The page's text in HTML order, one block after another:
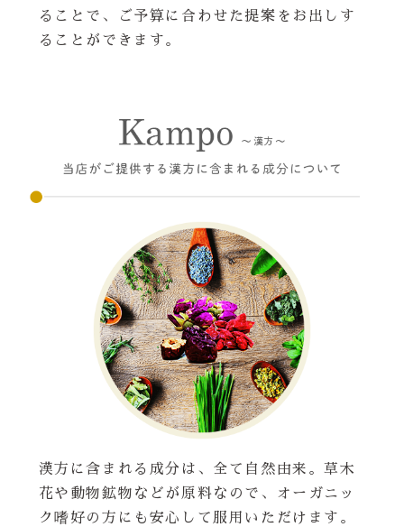
ることで、ご予算に合わせた提案をお出しす
ることができます。
漢方に含まれる成分は、全て自然由来。草木
花や動物鉱物などが原料なので、オーガニッ
ク嗜好の方にも安心して服用いただけます。